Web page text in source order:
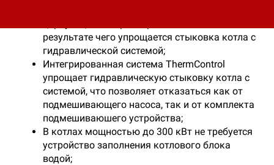
результате чего упрощается стыковка котла с
гидравлической системой;
Интегрированная система ThermControl
упрощает гидравлическую стыковку котла с
системой, что позволяет отказаться как от
подмешивающего насоса, так и от комплекта
подмешиваюшего устройства;
В котлах мощностью до 300 кВт не требуется
устройство заполнения котлового блока
водой;